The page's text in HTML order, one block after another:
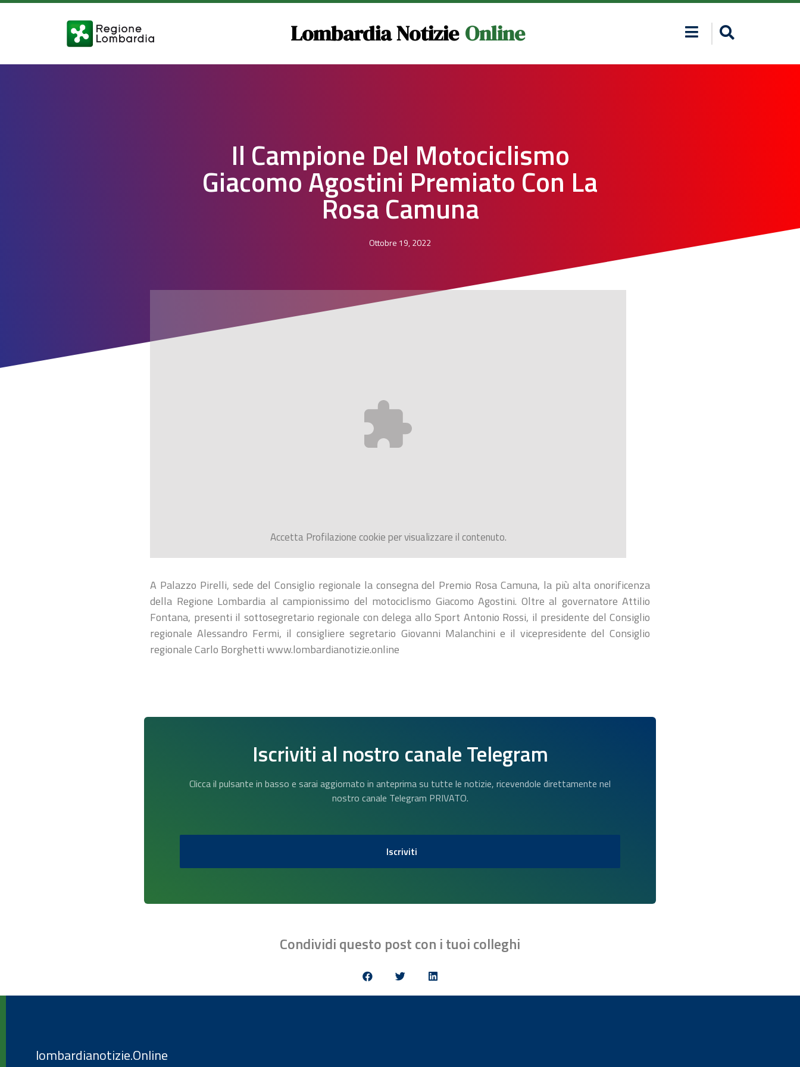
Lombardia Notizie Online
Il Campione Del Motociclismo
Giacomo Agostini Premiato Con La
Rosa Camuna
Ottobre 19, 2022
AccettaProfilazionecookie per visualizzare il contenuto.
A Palazzo Pirelli, sede del Consiglio regionale la consegna del Premio Rosa Camuna, la più alta onorificenza
della Regione Lombardia al campionissimo del motociclismo Giacomo Agostini. Oltre al governatore Attilio
Fontana, presenti il sottosegretario regionale con delega allo Sport Antonio Rossi, il presidente del Consiglio
regionale Alessandro Fermi, il consigliere segretario Giovanni Malanchini e il vicepresidente del Consiglio
regionale Carlo Borghetti www.lombardianotizie.online
Iscriviti al nostro canale Telegram
Clicca il pulsante in basso e sarai aggiornato in anteprima su tutte le notizie, ricevendole direttamente nel
nostro canale Telegram PRIVATO.
Iscriviti
Condividi questo post con i tuoi colleghi
lombardianotizie.Online